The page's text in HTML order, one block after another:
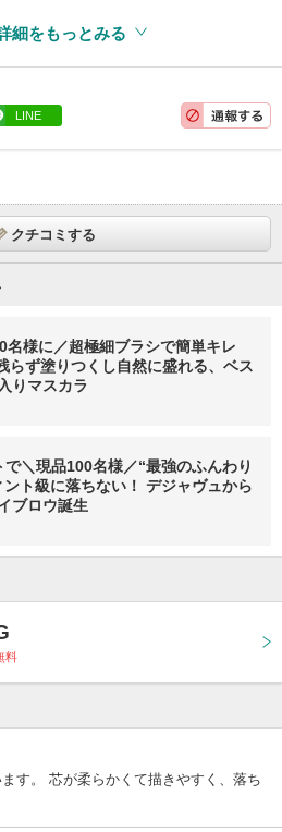
細をもっとみる
LINE
クチコミする
名様に／超極細ブラシで簡単キレ
らず塗りつくし自然に盛れる、ベス
りマスカラ
で＼現品100名様／“最強のふんわり
ント級に落ちない！ デジャヴュから
ブロウ誕生
料
ます。 芯が柔らかくて描きやすく、落ち